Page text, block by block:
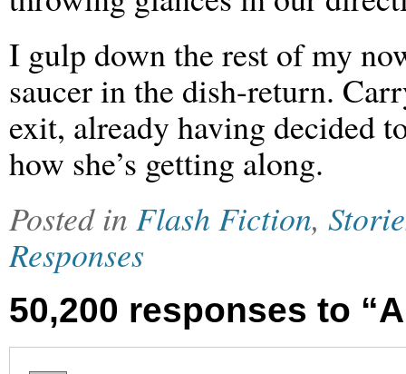
I gulp down the rest of my
saucer in the dish-return.
exit, already having decided
how she’s getting along.
Posted in Flash Fiction,
Responses
50,200 responses to